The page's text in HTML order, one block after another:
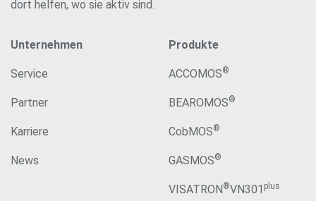
dort helfen, wo sie aktiv sind.
Unternehmen
Service
Partner
Karriere
News
Produkte
ACCOMOS®
BEAROMOS®
CobMOS®
GASMOS®
VISATRON®VN301 plus